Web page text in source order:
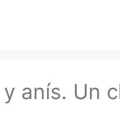
anís. Un